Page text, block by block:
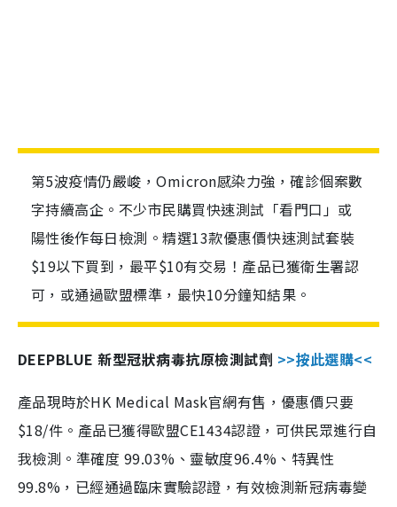
第5波疫情仍嚴峻，Omicron感染力強，確診個案數
字持續高企。不少市民購買快速測試「看門口」或
陽性後作每日檢測。精選13款優惠價快速測試套裝
$19以下買到，最平$10有交易！產品已獲衛生署認
可，或通過歐盟標準，最快10分鐘知結果。
DEEPBLUE 新型冠狀病毒抗原檢測試劑 >>按此選購<<
產品現時於HK Medical Mask官網有售，優惠價只要
$18/件。產品已獲得歐盟CE1434認證，可供民眾進行自
我檢測。準確度 99.03%、靈敏度96.4%、特異性
99.8%，已經通過臨床實驗認證，有效檢測新冠病毒變